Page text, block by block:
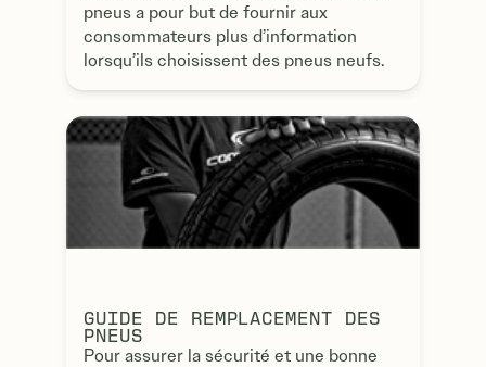
pneus a pour but de fournir aux
consommateurs plus d’information
lorsqu’ils choisissent des pneus neufs.
GUIDE DE REMPLACEMENT DES
PNEUS
Pour assurer la sécurité et une bonne